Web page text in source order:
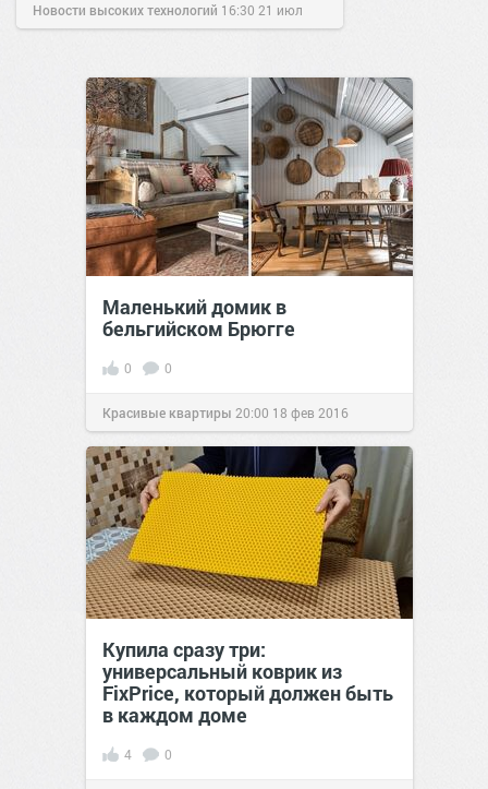
Новости высоких технологий 16:30 21 июл
Маленький домик в
бельгийском Брюгге
0 0
Красивые квартиры 20:00 18 фев 2016
Купила сразу три:
универсальный коврик из
FixPrice, который должен быть
в каждом доме
4 0